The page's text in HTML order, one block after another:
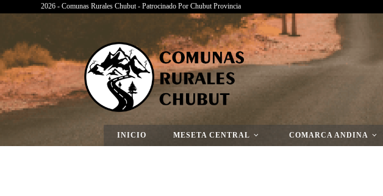
2026 - Comunas Rurales Chubut - Patrocinado Por Chubut Provincia
INICIO MESETA CENTRAL COMARCA ANDINA
Página Nueva